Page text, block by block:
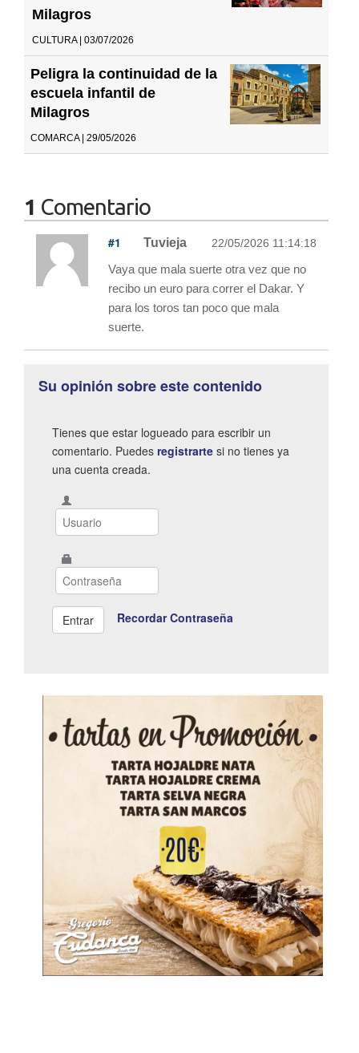
Milagros
CULTURA | 03/07/2026
Peligra la continuidad de la
escuela infantil de
Milagros
COMARCA | 29/05/2026
1 Comentario
#1 Tuvieja 22/05/2026 11:14:18
Vaya que mala suerte otra vez que no
recibo un euro para correr el Dakar. Y
para los toros tan poco que mala
suerte.
Su opinión sobre este contenido
Tienes que estar logueado para escribir un
comentario. Puedes registrarte si no tienes ya
una cuenta creada.
Recordar Contraseña